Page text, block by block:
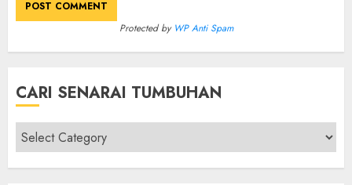
Protected by WP Anti Spam
CARI SENARAI TUMBUHAN
Cari
Senarai
Tumbuhan